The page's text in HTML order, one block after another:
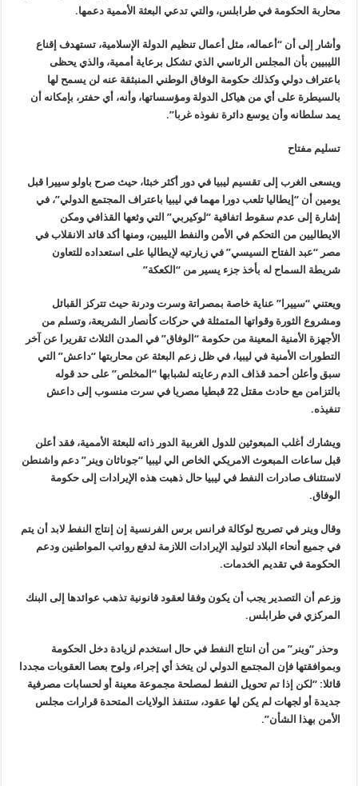
محاربة الحكومة في طرابلس، والتي تدعي البعثة الأممية دعمها.
وأشار إلى أن “أعماله، مثل أعمال تنظيم الدولة الإسلامية، تستهدف إقناع
الليبيين بأن المجلس الرئاسي الذي تشكل برعاية أممية، والذي يحظى
باعتراف دولي وكذلك حكومة الوفاق الوطني المنبثقة عنه لن يسمح لها
بالسيطرة على أي من هياكل الدولة ومؤسساتها، وأنه، أي حفتر، بإمكانه أن
يمد سلطانه وأن يوسع دائرة نفوذه غربا”.
تسليم مفتاح
ويسعى الغرب إلى تقسيم ليبيا في دور أكثر خبثا، حيث صرح باولو سييرا قبل
يومين أن “إيطاليا تلعب دورا مهما في ليبيا باعتراف المجتمع الدولي”، في
إشارة إلى عدم سقوط اتفاقية “لوكيربي” التي وثعها القذافي ومكن
الايطاليين من التحكم في الأمن والنفط الليبين، ومنها أكد قائد الانقلاب في
مصر “عبد الفتاح السيسي” في زيارتيه لإيطاليا على استعداده للتعاون
شريطة السماح له بأخذ جزء يسير من “الكعكة”
ويعتني “سييرا” عناية خاصة بمصراتة وسرت ودرنة حيث تتركز القبائل
ومشروع الثورة وقواتها المتمثلة في حركات كأنصار الشريعة، وتسلم من
الأجهزة الأمنية المعينة من حكومة “الوفاق” في المدن الثلاث تقريرا عن آخر
التطورات الأمنية في ليبيا، في ظل زعم البعثة عن محاربتها “داعش” التي
سبق وأعلن أحمد قذاف الدم رعايته لشبابها “المخلص” على حد قوله
بالتزامن مع حادث مقتل 22 قبطيا مصريا في سرت منسوب إلى داعش
تنفيذه.
ويشارك أغلب المبعوثين للدول الغربية الدور ذاته للبعثة الأممية، فقد أعلن
قبل ساعات المبعوث الامريكي الخاص الي ليبيا “جوناثان وينر” دعم واشنطن
لاستئناف صادرات النفط في ليبيا حال ذهبت هذه الإيرادات إلى حكومة
الوفاق.
وقال وينر في تصريح لوكالة فرانس برس الفرنسية إن إنتاج النفط لابد أن يتم
في جميع أنحاء البلاد لتوليد الإيرادات اللازمة لدفع رواتب المواطنين ودعم
الحكومة في تقديم الخدمات.
وزعم أن التصدير يجب أن يكون وفقا لعقود قانونية تذهب عوائدها إلى البنك
المركزي في طرابلس.
وحذر “وينر” من أن انتاج النفط في حال استخدم لزيادة دخل الحكومة
وبموافقتها فإن المجتمع الدولي لن يتخذ أي إجراء، ولوح بعصا العقوبات مجددا
قائلا: “لكن إذا تم تحويل النفط لمصلحة مجموعة معينة أو لحسابات مصرفية
جديدة أو لجهات لم يكن لها عقود، ستنفذ الولايات المتحدة قرارات مجلس
الأمن بهذا الشأن”.